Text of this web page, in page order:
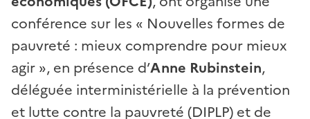
conférence sur les « Nouvelles formes de
pauvreté : mieux comprendre pour mieux
agir », en présence d’Anne Rubinstein,
déléguée interministérielle à la prévention
et lutte contre la pauvreté (DIPLP) et de